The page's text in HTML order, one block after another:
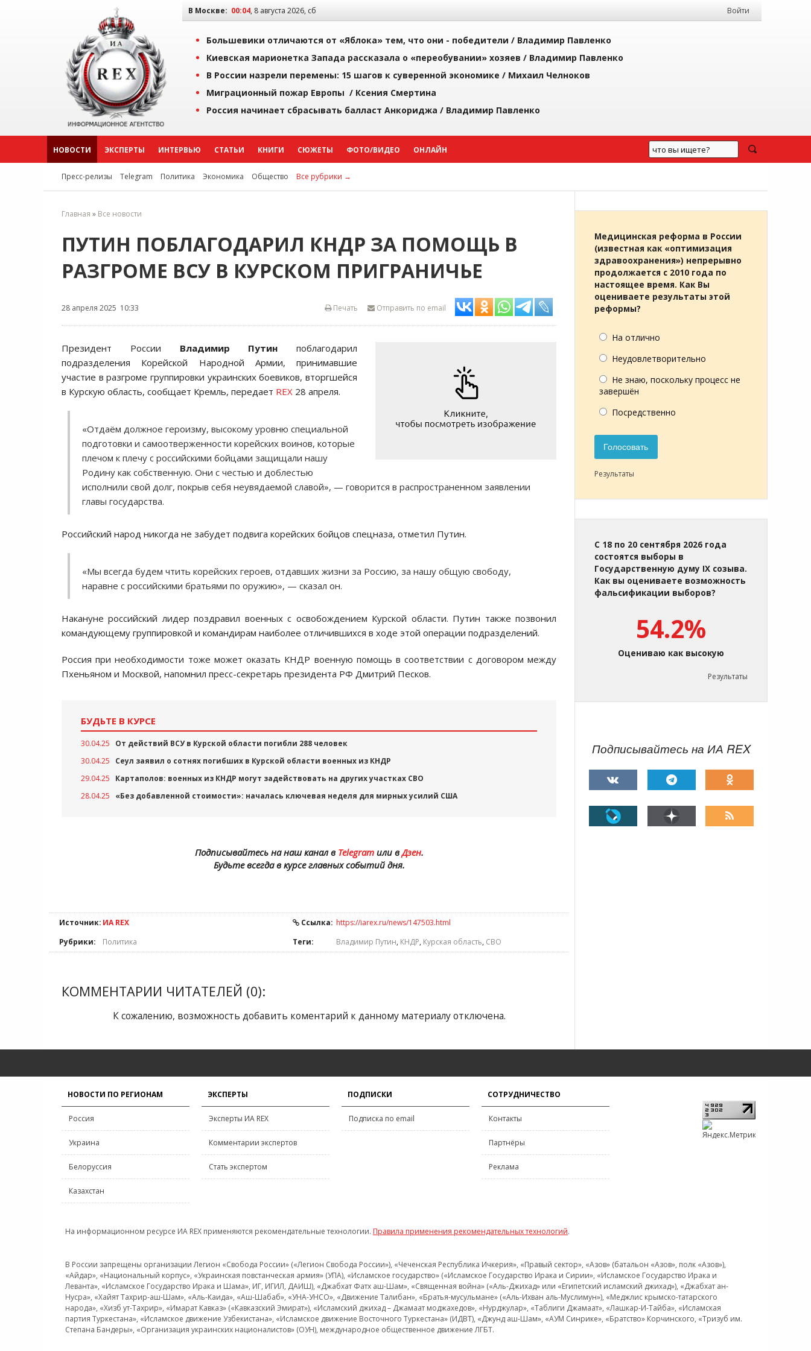
В Москве: 00:04, 8 августа 2026, сб Войти
Большевики отличаются от «Яблока» тем, что они - победители / Владимир Павленко
Киевская марионетка Запада рассказала о «переобувании» хозяев / Владимир Павленко
В России назрели перемены: 15 шагов к суверенной экономике / Михаил Челноков
Миграционный пожар Европы / Ксения Смертина
Россия начинает сбрасывать балласт Анкориджа / Владимир Павленко
НОВОСТИ ЭКСПЕРТЫ ИНТЕРВЬЮ СТАТЬИ КНИГИ СЮЖЕТЫ ФОТО/ВИДЕО ОНЛАЙН
Пресс-релизы Telegram Политика Экономика Общество Все рубрики →
Главная » Все новости
ПУТИН ПОБЛАГОДАРИЛ КНДР ЗА ПОМОЩЬ В
РАЗГРОМЕ ВСУ В КУРСКОМ ПРИГРАНИЧЬЕ
28 апреля 2025 10:33 Отправить по email
Печать
Президент России Владимир Путин поблагодарил
подразделения Корейской Народной Армии, принимавшие
участие в разгроме группировки украинских боевиков, вторгшейся
в Курскую область, сообщает Кремль, передает REX 28 апреля.
«Отдаём должное героизму, высокому уровню специальной
подготовки и самоотверженности корейских воинов, которые
плечом к плечу с российскими бойцами защищали нашу
Родину как собственную. Они с честью и доблестью
исполнили свой долг, покрыв себя неувядаемой славой», — говорится в распространенном заявлении
главы государства.
Российский народ никогда не забудет подвига корейских бойцов спецназа, отметил Путин.
«Мы всегда будем чтить корейских героев, отдавших жизни за Россию, за нашу общую свободу,
наравне с российскими братьями по оружию», — сказал он.
Накануне российский лидер поздравил военных с освобождением Курской области. Путин также позвонил
командующему группировкой и командирам наиболее отличившихся в ходе этой операции подразделений.
Россия при необходимости тоже может оказать КНДР военную помощь в соответствии с договором между
Пхеньяном и Москвой, напомнил пресс-секретарь президента РФ Дмитрий Песков.
БУДЬТЕ В КУРСЕ
30.04.25
От действий ВСУ в Курской области погибли 288 человек
30.04.25
Сеул заявил о сотнях погибших в Курской области военных из КНДР
29.04.25
Картаполов: военных из КНДР могут задействовать на других участках СВО
28.04.25
«Без добавленной стоимости»: началась ключевая неделя для мирных усилий США
Подписывайтесь на наш канал в Telegramили вДзен.
Будьте всегда в курсе главных событий дня.
Источник: ИА REX Ссылка: https://iarex.ru/news/147503.html
Рубрики:
Политика Теги: Владимир Путин, КНДР, Курская область, СВО
КОММЕНТАРИИ ЧИТАТЕЛЕЙ (0):
К сожалению, возможность добавить коментарий к данному материалу отключена.
Медицинская реформа в России
(известная как «оптимизация
здравоохранения») непрерывно
продолжается с 2010 года по
настоящее время. Как Вы
оцениваете результаты этой
реформы?
На отлично
Неудовлетворительно
Не знаю, поскольку процесс не
завершён
Посредственно
Голосовать
Результаты
С 18 по 20 сентября 2026 года
состоятся выборы в
Государственную думу IX созыва.
Как вы оцениваете возможность
фальсификации выборов?
54.2%
Оцениваю как высокую
Результаты
Подписывайтесь на ИА REX
НОВОСТИ ПО РЕГИОНАМ
Россия
Украина
Белоруссия
Казахстан
ЭКСПЕРТЫ
Эксперты ИА REX
Комментарии экспертов
Стать экспертом
ПОДПИСКИ
Подписка по email
СОТРУДНИЧЕСТВО
Контакты
Партнёры
Реклама
На информационном ресурсе ИА REX применяются рекомендательные технологии. Правила применения рекомендательных технологий.
В России запрещены организации Легион «Свобода России» («Легион Свобода России»), «Чеченская Республика Ичкерия», «Правый сектор», «Азов» (батальон «Азов», полк «Азов»),
«Айдар», «Национальный корпус», «Украинская повстанческая армия» (УПА), «Исламское государство» («Исламское Государство Ирака и Сирии», «Исламское Государство Ирака и
Леванта», «Исламское Государство Ирака и Шама», ИГ, ИГИЛ, ДАИШ), «Джабхат Фатх аш-Шам», «Священная война» («Аль-Джихад» или «Египетский исламский джихад»), «Джабхат ан-
Нусра», «Хайят Тахрир-аш-Шам», «Аль-Каида», «Аш-Шабаб», «УНА-УНСО», «Движение Талибан», «Братья-мусульмане» («Аль-Ихван аль-Муслимун»), «Меджлис крымско-татарского
народа», «Хизб ут-Тахрир», «Имарат Кавказ» («Кавказский Эмират»), «Исламский джихад – Джамаат моджахедов», «Нурджулар», «Таблиги Джамаат», «Лашкар-И-Тайба», «Исламская
партия Туркестана», «Исламское движение Узбекистана», «Исламское движение Восточного Туркестана» (ИДВТ), «Джунд аш-Шам», «АУМ Синрике», «Братство» Корчинского, «Тризуб им.
Степана Бандеры», «Организация украинских националистов» (ОУН), международное общественное движение ЛГБТ.